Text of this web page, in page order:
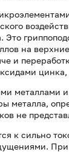
на
и
металлами
металла,
не
к сильно